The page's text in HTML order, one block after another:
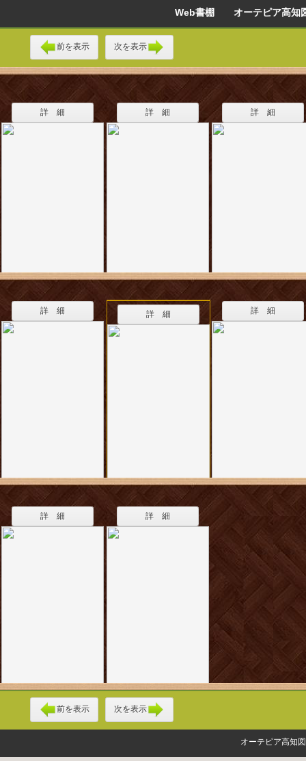
Web書棚 オーテピア高知
前を表示 次を表示
詳 細 詳 細 詳 細
詳 細 詳 細 詳 細
詳 細 詳 細
前を表示 次を表示
オーテピア高知